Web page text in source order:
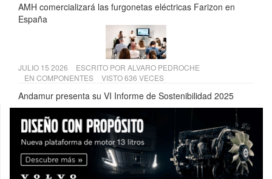
AMH comercializará las furgonetas eléctricas Farizon en
España
JULIO 15 2026 ESCRITO POR ALVARO PEDROCHE
EN COMPONENTES VISTO 636 VECES
Andamur presenta su VI Informe de Sostenibilidad 2025